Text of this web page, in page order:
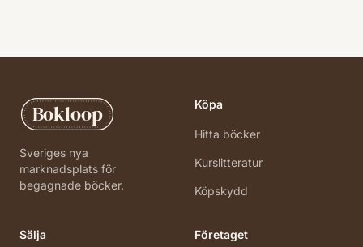
Bokloop
Sveriges nya
marknadsplats för
begagnade böcker.
Köpa
Hitta böcker
Kurslitteratur
Köpskydd
Sälja Företaget